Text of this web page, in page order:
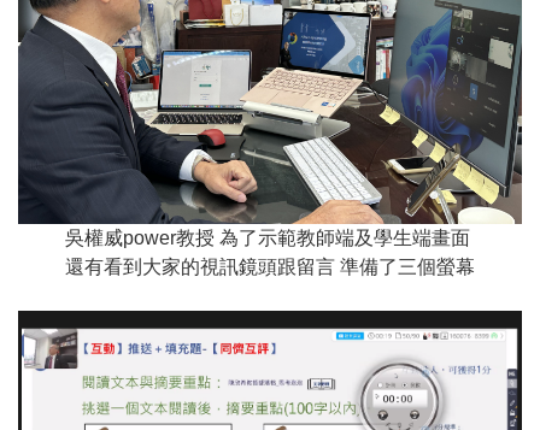
吳權威power教授 為了示範教師端及學生端畫面
還有看到大家的視訊鏡頭跟留言 準備了三個螢幕